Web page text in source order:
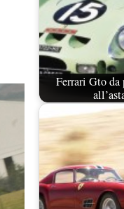
Ferrari Gto